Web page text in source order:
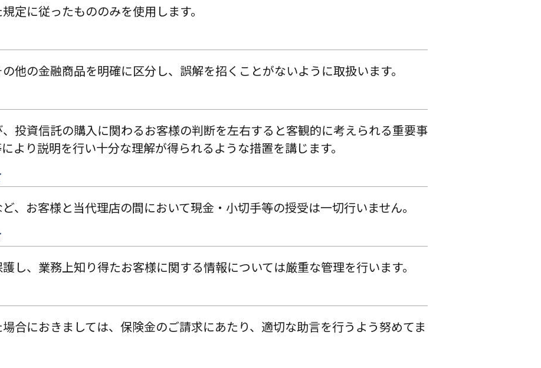
定に従ったもののみを使用します。
他の金融商品を明確に区分し、誤解を招くことがないように取扱います。
投資信託の購入に関わるお客様の判断を左右すると客観的に考えられる重要事
より説明を行い十分な理解が得られるような措置を講じます。
、お客様と当代理店の間において現金・小切手等の授受は一切行いません。
し、業務上知り得たお客様に関する情報については厳重な管理を行います。
合におきましては、保険金のご請求にあたり、適切な助言を行うよう努めてま